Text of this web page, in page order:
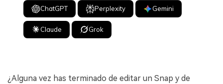
ChatGPT Perplexity Gemini
Claude Grok
¿Alguna vez has terminado de editar un Snap y de